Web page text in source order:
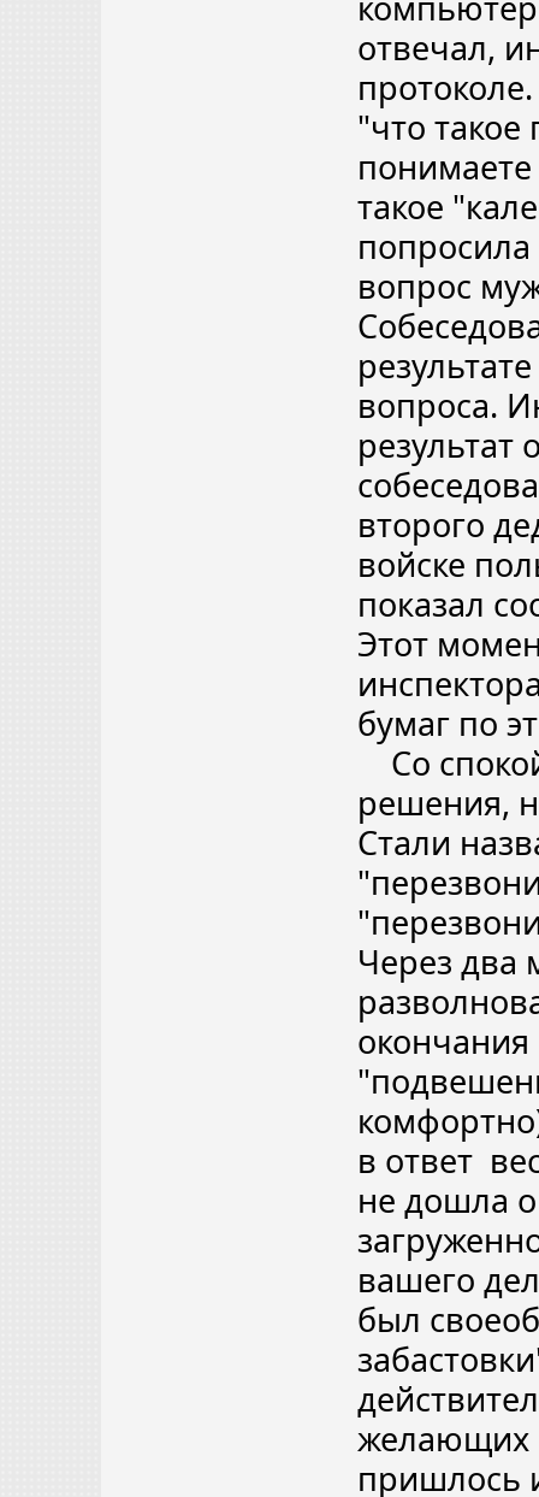
отвечал,
"что такое
такое
попросила
вопрос
вопроса.
результат
второго
войске
показал
Этот
бумаг по
Со
решения,
Стали
Через два
окончания
в ответ
не дошла
вашего
был
желающих
пришлось